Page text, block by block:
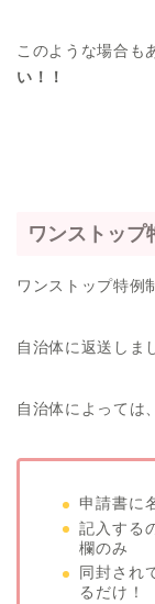
このような場合も
い！！
ワンストップ
ワンストップ特例
自治体に返送しま
自治体によっては、
申請書に
記入する
欄のみ
同封され
るだけ！